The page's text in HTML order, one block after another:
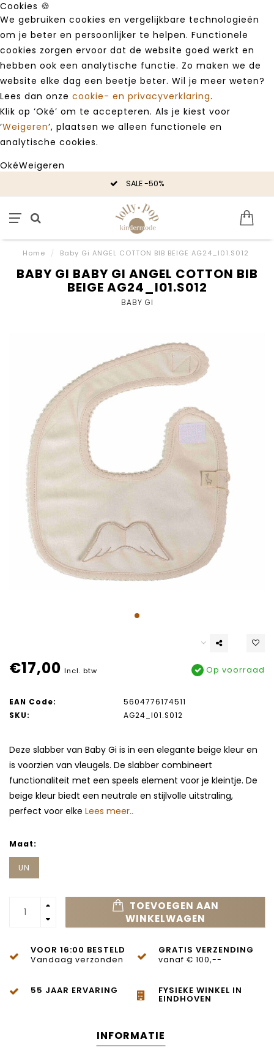
Cookies 🍪
We gebruiken cookies en vergelijkbare technologieën
om je beter en persoonlijker te helpen. Functionele
cookies zorgen ervoor dat de website goed werkt en
hebben ook een analytische functie. Zo maken we de
website elke dag een beetje beter. Wil je meer weten?
Lees dan onze cookie- en privacyverklaring.
Klik op ‘Oké’ om te accepteren. Als je kiest voor
‘Weigeren’, plaatsen we alleen functionele en
analytische cookies.
OkéWeigeren
SALE -50%
Home / Baby Gi ANGEL COTTON BIB BEIGE AG24_I01.S012
BABY GI BABY GI ANGEL COTTON BIB
BEIGE AG24_I01.S012
BABY GI
€17,00 Incl. btw Op voorraad
EAN Code:
5604776174511
SKU:
AG24_I01.S012
Deze slabber van Baby Gi is in een elegante beige kleur en
is voorzien van vleugels. De slabber combineert
functionaliteit met een speels element voor je kleintje. De
beige kleur biedt een neutrale en stijlvolle uitstraling,
perfect voor elke Lees meer..
Maat:
UN
TOEVOEGEN AAN
WINKELWAGEN
VOOR 16:00 BESTELD
Vandaag verzonden
GRATIS VERZENDING
vanaf € 100,--
55 JAAR ERVARING FYSIEKE WINKEL IN
EINDHOVEN
INFORMATIE